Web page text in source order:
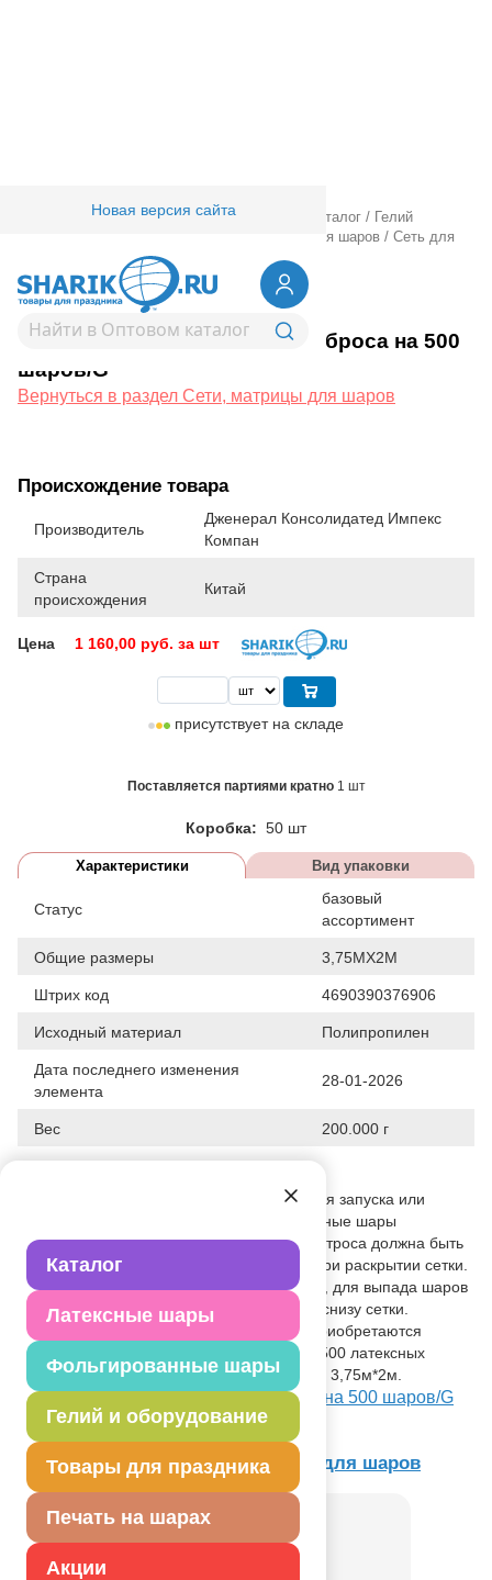
Каталог
Латексные шары
Фольгированные шары
Гелий и оборудование
Товары для праздника
Печать на шарах
Акции
Новая версия сайта
Товары для праздника/ Оптовый каталог / Гелий
Сети, матрицы для шаров / Сеть для
запуска/сброса на 500 шаров/G
1303-0060Сеть для запуска/сброса на 500
шаров/G
Вернуться в раздел Сети, матрицы для шаров
Происхождение товара
Производитель
Дженерал Консолидатед Импекс
Компан
Страна
происхождения
Китай
Цена 1 160,00 руб. за шт
присутствует на складе
Поставляется партиями кратно 1 шт
Коробка: 50 шт
Характеристики Вид упаковки
Статус
базовый
ассортимент
Общие размеры 3,75МХ2М
Штрих код 4690390376906
Исходный материал Полипропилен
Дата последнего изменения
элемента
28-01-2026
Вес 200.000 г
Специальная сеть, предназначенная для запуска или
сброса шаров. В случае запуска, латексные шары
надуваются гелием, а линия вытяжного троса должна быть
направлена вверх для выпуска шаров при раскрытии сетки.
При сбросе шары надуваются воздухом, для выпада шаров
вытяжная леска должна располагаться снизу сетки.
Вытяжные тросы (нейлоновые лески) приобретаются
отдельно. Данная сетка рассчитана на 500 латексных
шаров размером 9"/ 23см. Размер сетки 3,75м*2м.
Посмотреть Сеть для запуска/сброса на 500 шаров/G
на Портале оптовых закупок
Товар из разделаСети, матрицы для шаров